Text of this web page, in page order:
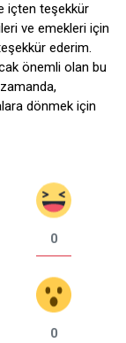
içten teşekkür
ve emekleri için
ederim.
önemli olan bu
dönmek için
0
0